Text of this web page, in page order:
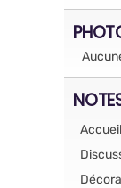
Accueil